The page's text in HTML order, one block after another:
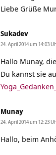
Liebe Grüße
Sukadev
24. April 2014 um 14:03
Hallo Munay,
Du kannst sie
Munay
24. April 2014 um 12:23
Hallo, beim